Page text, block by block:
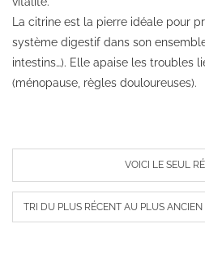
La citrine est la pierre idéale pour
système digestif dans son
intestins…). Elle apaise les troubles
(ménopause, règles douloureuses).
VOICI LE SEUL